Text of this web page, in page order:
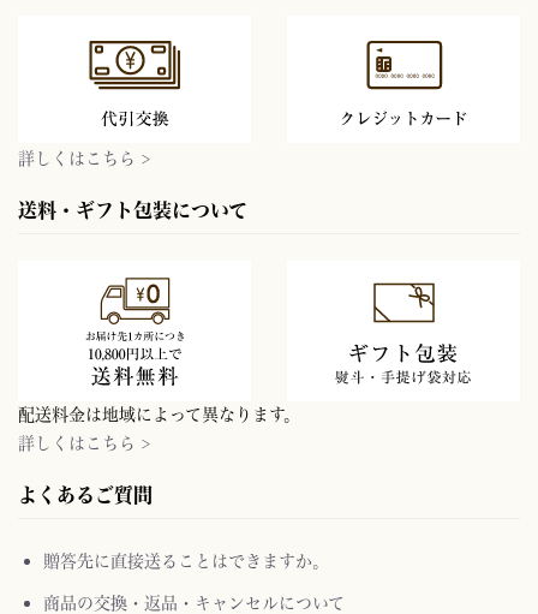
詳しくはこちら >
送料・ギフト包装について
配送料金は地域によって異なります。
詳しくはこちら >
よくあるご質問
贈答先に直接送ることはできますか。
商品の交換・返品・キャンセルについて